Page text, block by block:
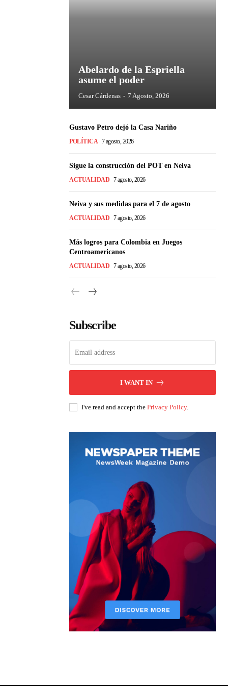
Abelardo de la Espriella
asume el poder
Cesar Cárdenas - 7 Agosto, 2026
Gustavo Petro dejó la Casa Nariño
POLÍTICA 7 agosto, 2026
Sigue la construcción del POT en Neiva
ACTUALIDAD 7 agosto, 2026
Neiva y sus medidas para el 7 de agosto
ACTUALIDAD 7 agosto, 2026
Más logros para Colombia en Juegos
Centroamericanos
ACTUALIDAD 7 agosto, 2026
Subscribe
I WANT IN
I've read and accept the Privacy Policy.